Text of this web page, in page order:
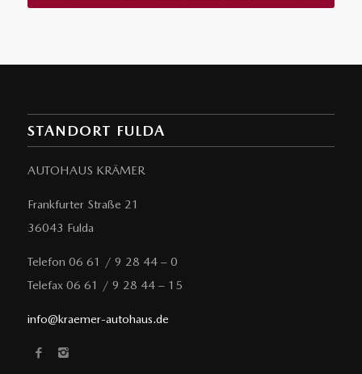
STANDORT FULDA
AUTOHAUS KRÄMER
Frankfurter Straße 21
36043 Fulda
Telefon 06 61 / 9 28 44 – 0
Telefax 06 61 / 9 28 44 – 15
info@kraemer-autohaus.de